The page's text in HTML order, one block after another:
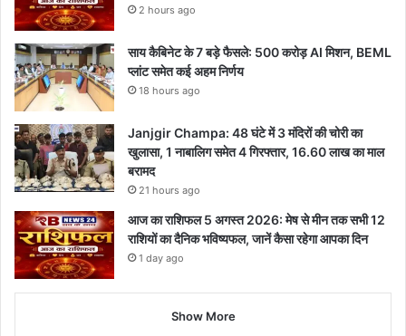
2 hours ago
साय कैबिनेट के 7 बड़े फैसले: 500 करोड़ AI मिशन, BEML
प्लांट समेत कई अहम निर्णय
18 hours ago
Janjgir Champa: 48 घंटे में 3 मंदिरों की चोरी का
खुलासा, 1 नाबालिग समेत 4 गिरफ्तार, 16.60 लाख का माल
बरामद
21 hours ago
आज का राशिफल 5 अगस्त 2026: मेष से मीन तक सभी 12
राशियों का दैनिक भविष्यफल, जानें कैसा रहेगा आपका दिन
1 day ago
Show More